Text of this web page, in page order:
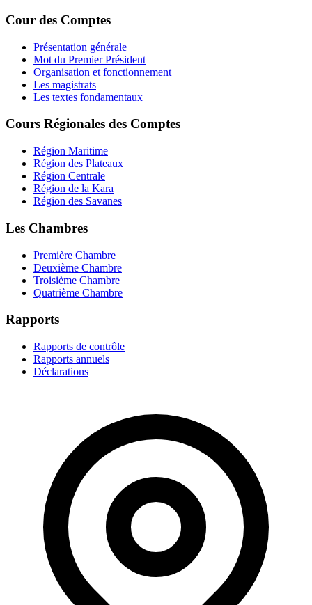
Cour des Comptes
Présentation générale
Mot du Premier Président
Organisation et fonctionnement
Les magistrats
Les textes fondamentaux
Cours Régionales des Comptes
Région Maritime
Région des Plateaux
Région Centrale
Région de la Kara
Région des Savanes
Les Chambres
Première Chambre
Deuxième Chambre
Troisième Chambre
Quatrième Chambre
Rapports
Rapports de contrôle
Rapports annuels
Déclarations